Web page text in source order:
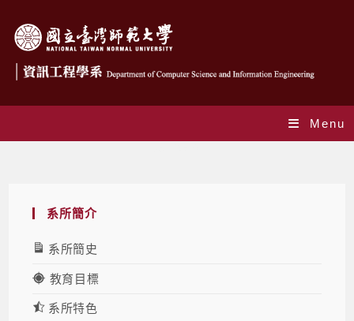
Menu
系所簡介
系所簡史
教育目標
系所特色